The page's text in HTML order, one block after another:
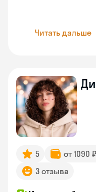
Читать дальше
5 от 1090
3 отзыва